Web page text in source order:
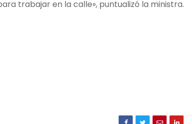
trabajar en la calle», puntualizó la ministra.